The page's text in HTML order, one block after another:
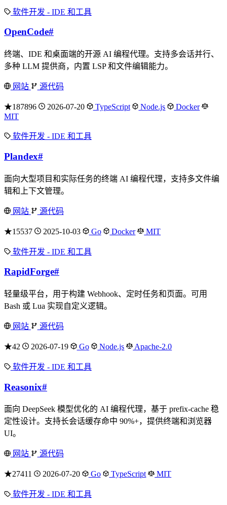
软件开发 - IDE 和工具
OpenCode#
终端、IDE 和桌面端的开源 AI 编程代理。支持多会话并行、
多种 LLM 提供商，内置 LSP 和文件编辑能力。
网站 源代码
★187896 2026-07-20 TypeScript Node.js
Docker
MIT
软件开发 - IDE 和工具
Plandex#
面向大型项目和实际任务的终端 AI 编程代理，支持多文件编
辑和上下文管理。
网站 源代码
★15537 2025-10-03 Go Docker MIT
软件开发 - IDE 和工具
RapidForge#
轻量级平台，用于构建 Webhook、定时任务和页面。可用
Bash 或 Lua 实现自定义逻辑。
网站 源代码
★42 2026-07-19 Go Node.js Apache-2.0
软件开发 - IDE 和工具
Reasonix#
面向 DeepSeek 模型优化的 AI 编程代理，基于 prefix-cache 稳
定性设计。支持长会话缓存命中 90%+，提供终端和浏览器
UI。
网站 源代码
★27411 2026-07-20 Go TypeScript MIT
软件开发 - IDE 和工具